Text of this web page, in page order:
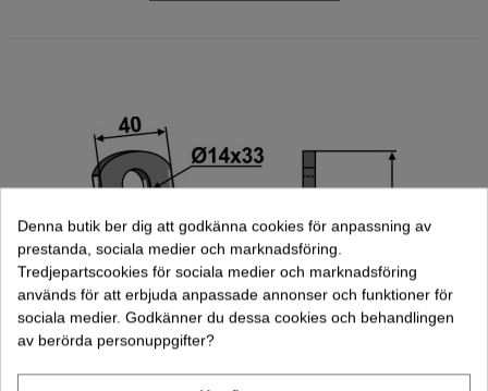
Denna butik ber dig att godkänna cookies för anpassning av
prestanda, sociala medier och marknadsföring.
Tredjepartscookies för sociala medier och marknadsföring
används för att erbjuda anpassade annonser och funktioner för
sociala medier. Godkänner du dessa cookies och behandlingen
av berörda personuppgifter?